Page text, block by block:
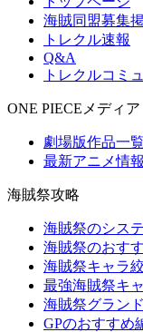
海賊同盟募集
トレクル速報
Q&A
トレクルコミ
ONE PIECEメディア
劇場版作品一覧
最新アニメ情
海賊祭攻略
海賊祭のシス
海賊祭のおす
海賊祭キャラ
最強海賊祭キ
海賊祭グラン
GPのおすすめ